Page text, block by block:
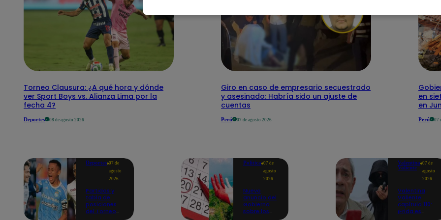
Torneo Clausura: ¿A qué hora y dónde
ver Sport Boys vs. Alianza Lima por la
fecha 4?
Deportes 08 de agosto 2026
Giro en caso de empresario secuestrado
y asesinado: Habría sido un ajuste de
cuentas
Perú 07 de agosto 2026
en
en
Perú 07
Deportes 07 de
agosto
2026
Partidos y
tabla de
posiciones
del Torneo
Política 07 de
agosto
2026
Nuevo
anuncio del
Gobierno
sobre los
Valentina
Valiente
07 de
agosto
2026
Valentina
Valiente
capítulo 110:
¡Frida es